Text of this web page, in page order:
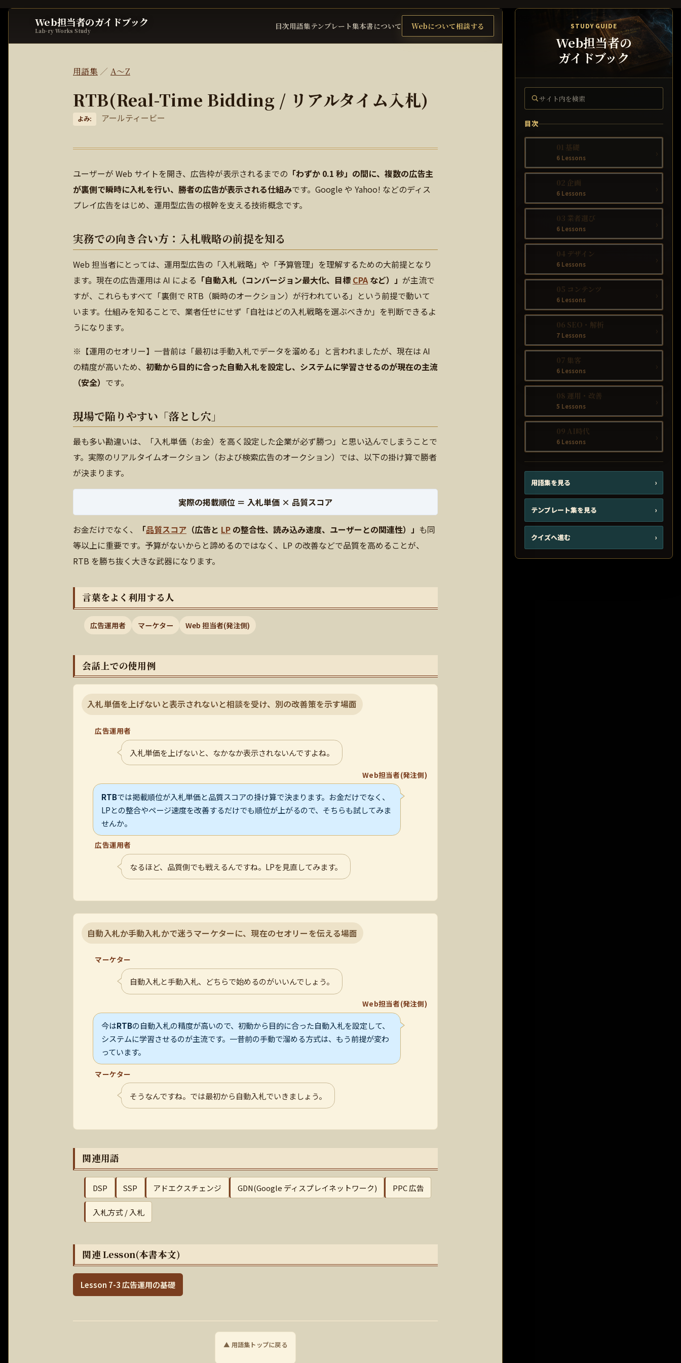
STUDY GUIDE
Web担当者の
ガイドブック
サイト内を検索
目次
01 基礎
6 Lessons ›
02 企画
6 Lessons ›
03 業者選び
6 Lessons ›
04 デザイン
6 Lessons ›
05 コンテンツ
6 Lessons ›
06 SEO・解析
7 Lessons ›
07 集客
6 Lessons ›
08 運用・改善
5 Lessons ›
09 AI時代
6 Lessons ›
用語集を見る ›
テンプレート集を見る ›
クイズへ進む ›
Web担当者のガイドブック
Lab-ry Works Study
目次用語集テンプレート集本書について Webについて相談する
用語集／ A〜Z
RTB(Real-Time Bidding / リアルタイム入札)
よみ: アールティービー
ユーザーが Web サイトを開き、広告枠が表示されるまでの 「わずか 0.1 秒」の間に、複数の広告主
が裏側で瞬時に入札を行い、勝者の広告が表示される仕組みです。Google や Yahoo! などのディス
プレイ広告をはじめ、運用型広告の根幹を支える技術概念です。
実務での向き合い方：入札戦略の前提を知る
Web 担当者にとっては、運用型広告の「入札戦略」や「予算管理」を理解するための大前提となり
ます。現在の広告運用は AI による 「自動入札（コンバージョン最大化、目標 CPA など）」 が主流で
すが、これらもすべて「裏側で RTB（瞬時のオークション）が行われている」という前提で動いて
います。仕組みを知ることで、業者任せにせず「自社はどの入札戦略を選ぶべきか」を判断できるよ
うになります。
※【運用のセオリー】一昔前は「最初は手動入札でデータを溜める」と言われましたが、現在は AI
の精度が高いため、 初動から目的に合った自動入札を設定し、システムに学習させるのが現在の主流
（安全） です。
現場で陥りやすい「落とし穴」
最も多い勘違いは、「入札単価（お金）を高く設定した企業が必ず勝つ」と思い込んでしまうことで
す。実際のリアルタイムオークション（および検索広告のオークション）では、以下の掛け算で勝者
が決まります。
実際の掲載順位 ＝ 入札単価 × 品質スコア
お金だけでなく、 「品質スコア （広告と LP の整合性、読み込み速度、ユーザーとの関連性）」 も同
等以上に重要です。予算がないからと諦めるのではなく、LP の改善などで品質を高めることが、
RTB を勝ち抜く大きな武器になります。
言葉をよく利用する人
広告運用者 マーケター Web 担当者(発注側)
会話上での使用例
入札単価を上げないと表示されないと相談を受け、別の改善策を示す場面
広告運用者
入札単価を上げないと、なかなか表示されないんですよね。
Web担当者(発注側)
RTBでは掲載順位が入札単価と品質スコアの掛け算で決まります。お金だけでなく、
LPとの整合やページ速度を改善するだけでも順位が上がるので、そちらも試してみま
せんか。
広告運用者
なるほど、品質側でも戦えるんですね。LPを見直してみます。
自動入札か手動入札かで迷うマーケターに、現在のセオリーを伝える場面
マーケター
自動入札と手動入札、どちらで始めるのがいいんでしょう。
Web担当者(発注側)
今はRTBの自動入札の精度が高いので、初動から目的に合った自動入札を設定して、
システムに学習させるのが主流です。一昔前の手動で溜める方式は、もう前提が変わ
っています。
マーケター
そうなんですね。では最初から自動入札でいきましょう。
関連用語
DSP SSP アドエクスチェンジ GDN(Google ディスプレイネットワーク) PPC 広告
入札方式 / 入札
関連 Lesson(本書本文)
Lesson 7-3 広告運用の基礎
▲ 用語集トップに戻る